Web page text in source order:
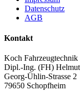
Datenschutz
AGB
Kontakt
Koch Fahrzeugtechnik
Dipl.-Ing. (FH)
Georg-Ühlin-Strasse 2
79650 Schopfheim